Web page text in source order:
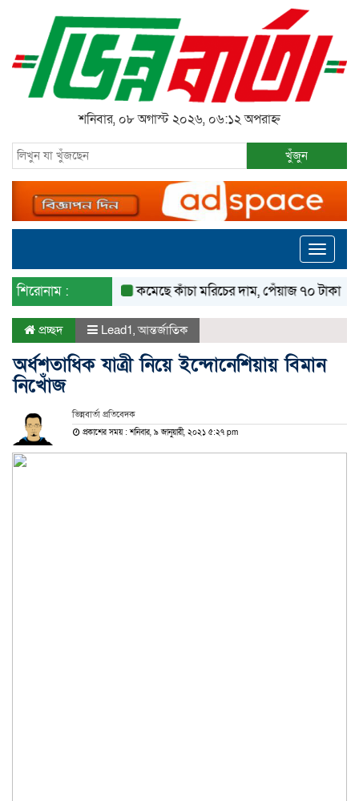
শনিবার, ০৮ অগাস্ট ২০২৬, ০৬:১২ অপরাহ্ন
খুঁজুন
Toggle
শিরোনাম : কমেছে কাঁচা মরিচের দাম, পেঁয়াজ ৭০ টাকা কেজি
প্রচ্ছদ Lead1,আন্তর্জাতিক
অর্ধশতাধিক যাত্রী নিয়ে ইন্দোনেশিয়ায় বিমান
নিখোঁজ
ভিন্নবার্তা প্রতিবেদক
প্রকাশের সময় : শনিবার, ৯ জানুয়ারী, ২০২১ ৫:২৭ pm